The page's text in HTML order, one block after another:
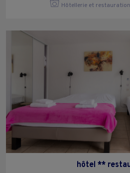
Hôtellerie et restauration
hôtel **